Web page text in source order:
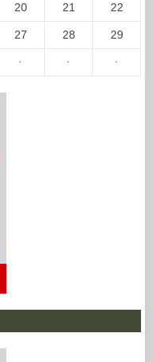
20 21 22
27 28 29
· · ·